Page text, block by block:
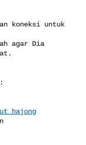
koneksi untuk
agar Dia